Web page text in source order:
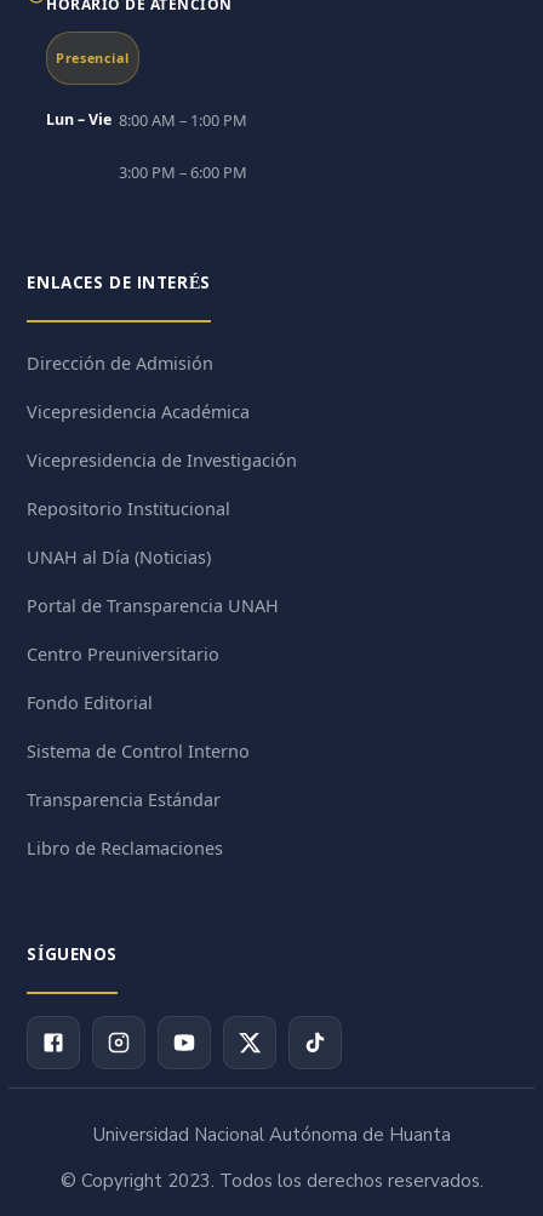
HORARIO DE ATENCIÓN
Presencial
Lun – Vie 8:00 AM – 1:00 PM
3:00 PM – 6:00 PM
ENLACES DE INTERÉS
Dirección de Admisión
Vicepresidencia Académica
Vicepresidencia de Investigación
Repositorio Institucional
UNAH al Día (Noticias)
Portal de Transparencia UNAH
Centro Preuniversitario
Fondo Editorial
Sistema de Control Interno
Transparencia Estándar
Libro de Reclamaciones
SÍGUENOS
Universidad Nacional Autónoma de Huanta
© Copyright 2023. Todos los derechos reservados.